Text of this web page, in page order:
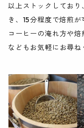
以上ストックしてお
き、15分程度で焙煎が
コーヒーの淹れ方や
などもお気軽にお尋ね